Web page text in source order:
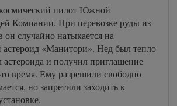
пилот Южной
Компании. При перевозке руды из
он случайно натыкается на
«Манитори». Нед был тепло
астероида и получил приглашение
то время. Ему разрешили свободно
но запретили заходить к